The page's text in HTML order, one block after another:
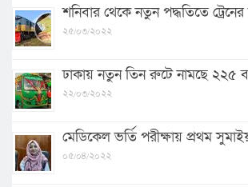
শনিবার থেকে নতুন পদ্ধতিতে ট্রেনের
২৫/০৩/২০২২
ঢাকায় নতুন তিন রুটে নামছে ২২৫
২২/০৩/২০২২
মেডিকেল ভর্তি পরীক্ষায় প্রথম
০৫/০৪/২০২২